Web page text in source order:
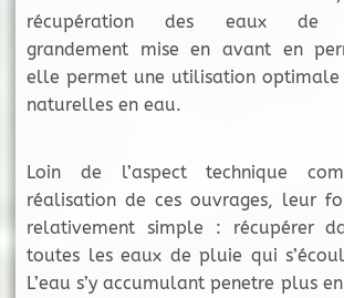
récupération des eaux de
grandement mise en avant en
elle permet une utilisation optimale
naturelles en eau.
Loin de l’aspect technique
réalisation de ces ouvrages, leur
relativement simple : récupérer
toutes les eaux de pluie qui
L’eau s’y accumulant penetre plus